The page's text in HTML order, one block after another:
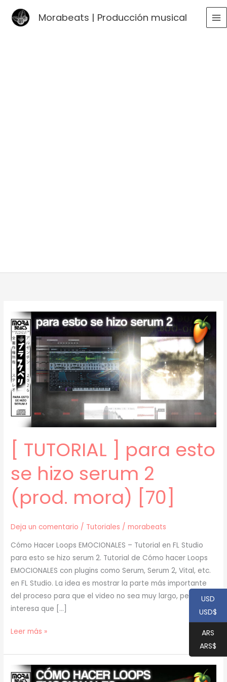
Morabeats | Producción musical
[ TUTORIAL ] para esto
se hizo serum 2
(prod. mora) [70]
Deja un comentario / Tutoriales /morabeats
Cómo Hacer Loops EMOCIONALES – Tutorial en FL Studio
para esto se hizo serum 2. Tutorial de Cómo hacer Loops
EMOCIONALES con plugins como Serum, Serum 2, Vital, etc.
en FL Studio. La idea es mostrar la parte más importante
del proceso para que el video no sea muy largo, pero si te
interesa que […]
[
]
para
Leer más »
USD
USD$
ARS
ARS$